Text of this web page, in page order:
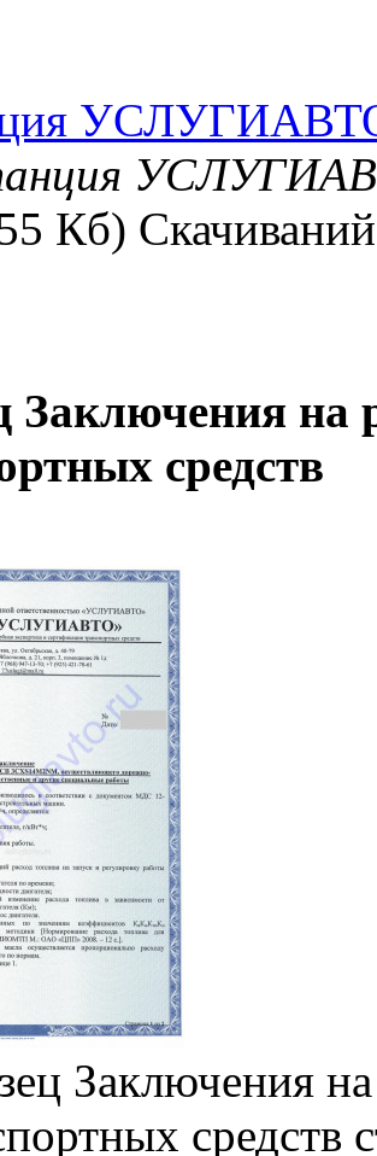
Кб)
Заключения на
средств
Заключения
средств